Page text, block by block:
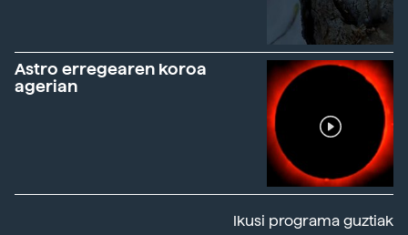
Astro erregearen koroa
agerian
Ikusi programa guztiak